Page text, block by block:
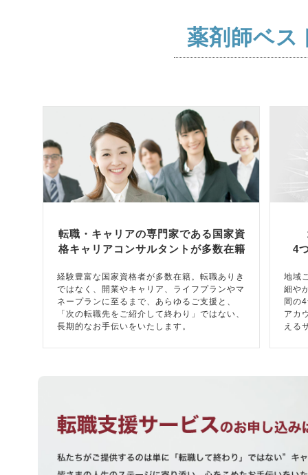
薬剤師ベス
転職・キャリアの専門家である国家資
格キャリアコンサルタントが多数在籍
経験豊富な国家資格者が多数在籍。転職ありき
ではなく、開業やキャリア、ライフプランやマ
ネープランに至るまで、あらゆるご支援と、
「次の転職先をご紹介して終わり」ではない、
長期的なお手伝いをいたします。
4
地域
細や
岡の
アカ
える